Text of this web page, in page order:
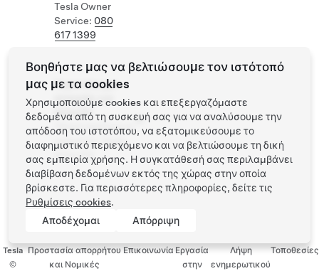
Tesla Owner
Service: 080
617 1399
Supercharger
ανοιχτός για
άλλα EV
Υποστηριζόμενα
οχήματα: Tesla,
άλλα EV
Tesla
©
Προστασία απορρήτου
και Νομικές
Επικοινωνία Εργασία
στην
Λήψη
ενημερωτικού
Τοποθεσίες
Βοηθήστε μας να βελτιώσουμε τον ιστότοπό
μας με τα cookies
Χρησιμοποιούμε cookies και επεξεργαζόμαστε
δεδομένα από τη συσκευή σας για να αναλύσουμε την
απόδοση του ιστοτόπου, να εξατομικεύσουμε το
διαφημιστικό περιεχόμενο και να βελτιώσουμε τη δική
σας εμπειρία χρήσης. Η συγκατάθεσή σας περιλαμβάνει
διαβίβαση δεδομένων εκτός της χώρας στην οποία
βρίσκεστε. Για περισσότερες πληροφορίες, δείτε τις
Ρυθμίσεις cookies.
Αποδέχομαι
Απόρριψη